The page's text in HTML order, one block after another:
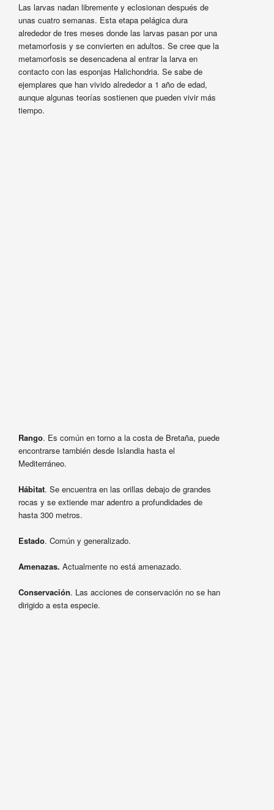
Las larvas nadan libremente y eclosionan después de
unas cuatro semanas. Esta etapa pelágica dura
alrededor de tres meses donde las larvas pasan por una
metamorfosis y se convierten en adultos. Se cree que la
metamorfosis se desencadena al entrar la larva en
contacto con las esponjas Halichondria. Se sabe de
ejemplares que han vivido alrededor a 1 año de edad,
aunque algunas teorías sostienen que pueden vivir más
tiempo.
Rango. Es común en torno a la costa de Bretaña, puede
encontrarse también desde Islandia hasta el
Mediterráneo.
Hábitat. Se encuentra en las orillas debajo de grandes
rocas y se extiende mar adentro a profundidades de
hasta 300 metros.
Estado. Común y generalizado.
Amenazas. Actualmente no está amenazado.
Conservación. Las acciones de conservación no se han
dirigido a esta especie.